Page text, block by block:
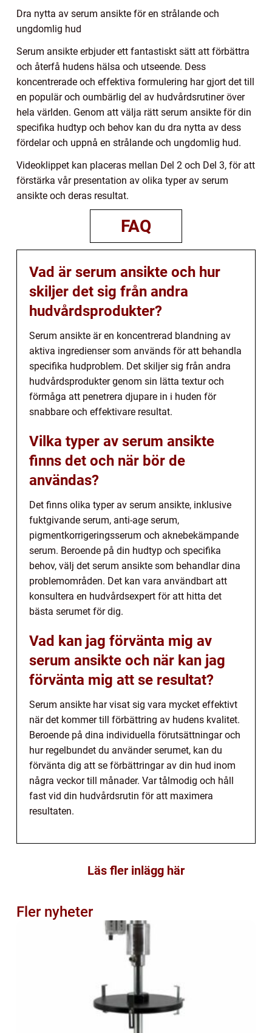
Dra nytta av serum ansikte för en strålande och
ungdomlig hud
Serum ansikte erbjuder ett fantastiskt sätt att förbättra
och återfå hudens hälsa och utseende. Dess
koncentrerade och effektiva formulering har gjort det till
en populär och oumbärlig del av hudvårdsrutiner över
hela världen. Genom att välja rätt serum ansikte för din
specifika hudtyp och behov kan du dra nytta av dess
fördelar och uppnå en strålande och ungdomlig hud.
Videoklippet kan placeras mellan Del 2 och Del 3, för att
förstärka vår presentation av olika typer av serum
ansikte och deras resultat.
FAQ
Vad är serum ansikte och hur
skiljer det sig från andra
hudvårdsprodukter?
Serum ansikte är en koncentrerad blandning av
aktiva ingredienser som används för att behandla
specifika hudproblem. Det skiljer sig från andra
hudvårdsprodukter genom sin lätta textur och
förmåga att penetrera djupare in i huden för
snabbare och effektivare resultat.
Vilka typer av serum ansikte
finns det och när bör de
användas?
Det finns olika typer av serum ansikte, inklusive
fuktgivande serum, anti-age serum,
pigmentkorrigeringsserum och aknebekämpande
serum. Beroende på din hudtyp och specifika
behov, välj det serum ansikte som behandlar dina
problemområden. Det kan vara användbart att
konsultera en hudvårdsexpert för att hitta det
bästa serumet för dig.
Vad kan jag förvänta mig av
serum ansikte och när kan jag
förvänta mig att se resultat?
Serum ansikte har visat sig vara mycket effektivt
när det kommer till förbättring av hudens kvalitet.
Beroende på dina individuella förutsättningar och
hur regelbundet du använder serumet, kan du
förvänta dig att se förbättringar av din hud inom
några veckor till månader. Var tålmodig och håll
fast vid din hudvårdsrutin för att maximera
resultaten.
Läs fler inlägg här
Fler nyheter